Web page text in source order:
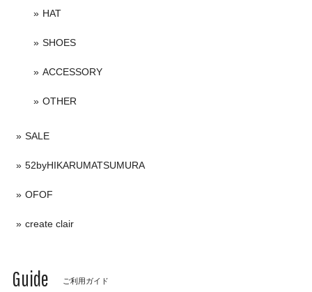
HAT
SHOES
ACCESSORY
OTHER
SALE
52byHIKARUMATSUMURA
OFOF
create clair
Guide ご利用ガイド